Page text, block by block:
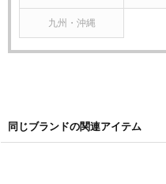
九州・沖縄
同じブランドの関連アイテム